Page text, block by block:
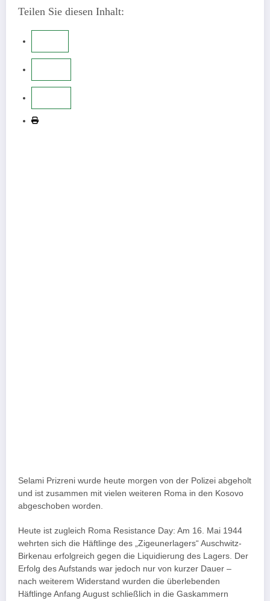
Teilen Sie diesen Inhalt:
Selami Prizreni wurde heute morgen von der Polizei abgeholt
und ist zusammen mit vielen weiteren Roma in den Kosovo
abgeschoben worden.
Heute ist zugleich Roma Resistance Day: Am 16. Mai 1944
wehrten sich die Häftlinge des „Zigeunerlagers“ Auschwitz-
Birkenau erfolgreich gegen die Liquidierung des Lagers. Der
Erfolg des Aufstands war jedoch nur von kurzer Dauer –
nach weiterem Widerstand wurden die überlebenden
Häftlinge Anfang August schließlich in die Gaskammern